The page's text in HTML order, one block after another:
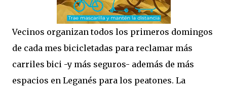
Vecinos organizan todos los primeros domingos
de cada mes bicicletadas para reclamar más
carriles bici -y más seguros- además de más
espacios en Leganés para los peatones. La